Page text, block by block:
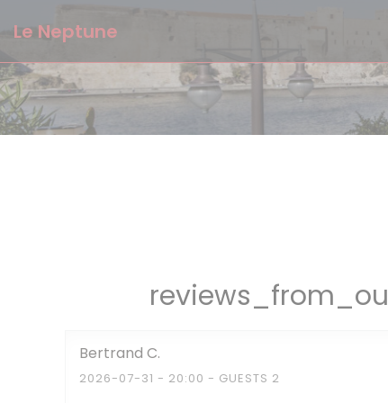
Le Neptune
Bertrand C
2026-07-31 - 20:00 - GUESTS 2